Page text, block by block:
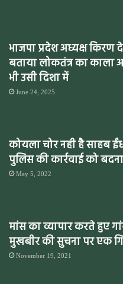
भाजपा प्रदेश अध्यक्ष किरण
बताया लोकतंत्र का काला
भी उसी दिशा में
June 24, 2025
कोयला चोर नही है साहब
पुलिस की कार्रवाई को
May 5, 2022
मांस का व्यापार करते हुए
मुखबीर की सुचना पर एक
November 19, 2021